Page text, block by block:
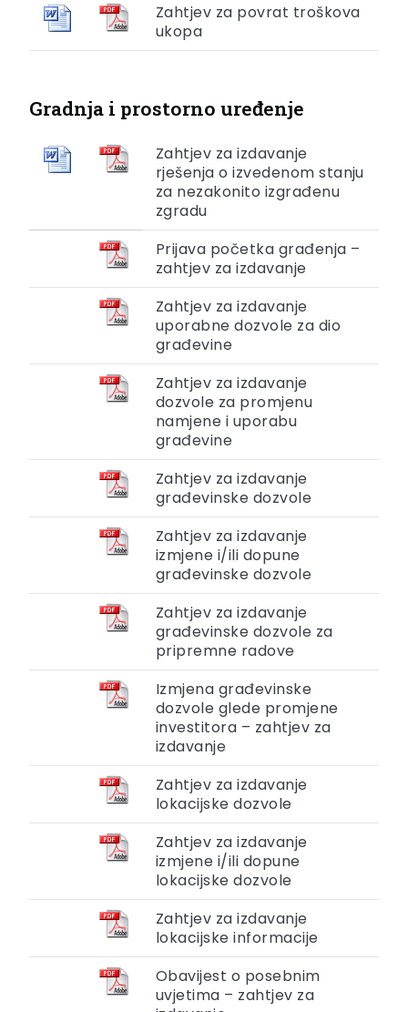
Zahtjev za povrat troškova
ukopa
Gradnja i prostorno uređenje
Zahtjev za izdavanje
rješenja o izvedenom stanju
za nezakonito izgrađenu
zgradu
Prijava početka građenja –
zahtjev za izdavanje
Zahtjev za izdavanje
uporabne dozvole za dio
građevine
Zahtjev za izdavanje
dozvole za promjenu
namjene i uporabu
građevine
Zahtjev za izdavanje
građevinske dozvole
Zahtjev za izdavanje
izmjene i/ili dopune
građevinske dozvole
Zahtjev za izdavanje
građevinske dozvole za
pripremne radove
Izmjena građevinske
dozvole glede promjene
investitora – zahtjev za
izdavanje
Zahtjev za izdavanje
lokacijske dozvole
Zahtjev za izdavanje
izmjene i/ili dopune
lokacijske dozvole
Zahtjev za izdavanje
lokacijske informacije
Obavijest o posebnim
uvjetima – zahtjev za